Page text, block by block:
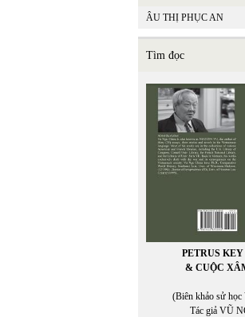
ÂU THỊ PHỤC AN
Tìm đọc
PETRUS
& CUỘC
(Biên khảo sử học
Tác giả VŨ